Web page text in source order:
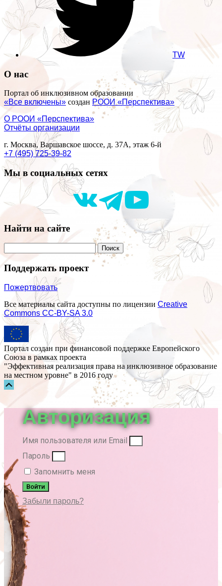
TW
О нас
Портал об инклюзивном образовании
«Все включены» созданРООИ «Перспектива»
О РООИ «Перспектива»
Отчёты организации
г. Москва, Варшавское шоссе, д. 37А, этаж 6-й
+7 (495) 725-39-82
Мы в социальных сетях
Найти на сайте
Поддержать проект
Пожертвовать
Все материалы сайта доступны по лицензии Creative
Commons СС-BY-SA 3.0
Портал создан при финансовой поддержке Европейского
Союза в рамках проекта
"Эффективная реализация права на инклюзивное образование
на местном уровне" в 2016 году
Авторизация
Имя пользователя или Email
Пароль
Запомнить меня
Войти
Забыли пароль?